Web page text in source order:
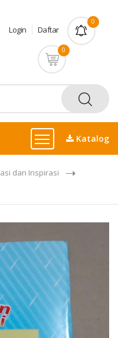
Login Daftar
0
0
Katalog
dan Inspirasi